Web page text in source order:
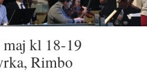
maj kl 18-19
Rimbo